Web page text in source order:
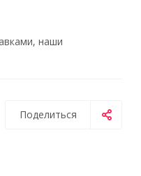
наши
Поделиться